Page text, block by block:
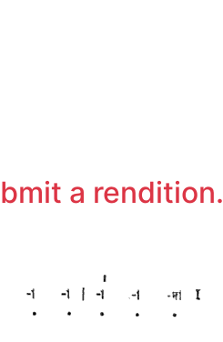
a rendition.